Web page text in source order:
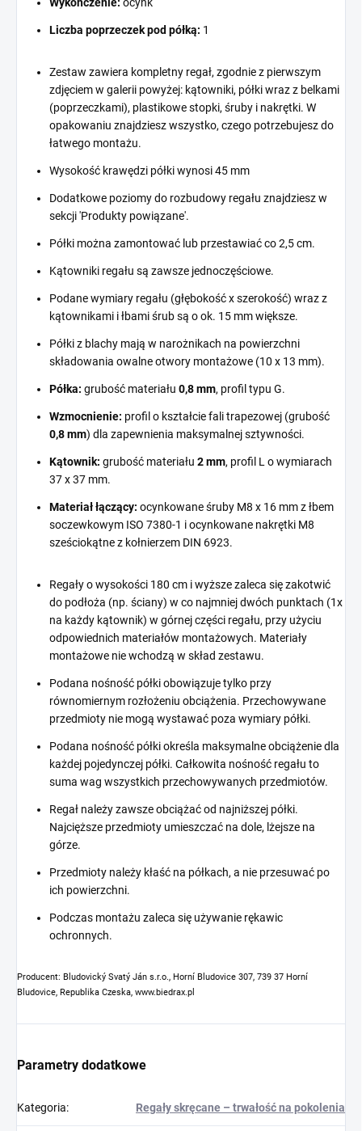
Liczba poprzeczek pod półką: 1
Zestaw zawiera kompletny regał, zgodnie z pierwszym
zdjęciem w galerii powyżej: kątowniki, półki wraz z belkami
(poprzeczkami), plastikowe stopki, śruby i nakrętki. W
opakowaniu znajdziesz wszystko, czego potrzebujesz do
łatwego montażu.
Wysokość krawędzi półki wynosi 45 mm
Dodatkowe poziomy do rozbudowy regału znajdziesz w
sekcji 'Produkty powiązane'.
Półki można zamontować lub przestawiać co 2,5 cm.
Kątowniki regału są zawsze jednoczęściowe.
Podane wymiary regału (głębokość x szerokość) wraz z
kątownikami i łbami śrub są o ok. 15 mm większe.
Półki z blachy mają w narożnikach na powierzchni
składowania owalne otwory montażowe (10 x 13 mm).
Półka: grubość materiału 0,8 mm, profil typu G.
Wzmocnienie: profil o kształcie fali trapezowej (grubość
0,8 mm) dla zapewnienia maksymalnej sztywności.
Kątownik: grubość materiału 2 mm, profil L o wymiarach
37 x 37 mm.
Materiał łączący: ocynkowane śruby M8 x 16 mm z łbem
soczewkowym ISO 7380-1 i ocynkowane nakrętki M8
sześciokątne z kołnierzem DIN 6923.
Regały o wysokości 180 cm i wyższe zaleca się zakotwić
do podłoża (np. ściany) w co najmniej dwóch punktach (1x
na każdy kątownik) w górnej części regału, przy użyciu
odpowiednich materiałów montażowych. Materiały
montażowe nie wchodzą w skład zestawu.
Podana nośność półki obowiązuje tylko przy
równomiernym rozłożeniu obciążenia. Przechowywane
przedmioty nie mogą wystawać poza wymiary półki.
Podana nośność półki określa maksymalne obciążenie dla
każdej pojedynczej półki. Całkowita nośność regału to
suma wag wszystkich przechowywanych przedmiotów.
Regał należy zawsze obciążać od najniższej półki.
Najcięższe przedmioty umieszczać na dole, lżejsze na
górze.
Przedmioty należy kłaść na półkach, a nie przesuwać po
ich powierzchni.
Podczas montażu zaleca się używanie rękawic
ochronnych.
Producent: Bludovický Svatý Ján s.r.o., Horní Bludovice 307, 739 37 Horní
Bludovice, Republika Czeska, www.biedrax.pl
Parametry dodatkowe
Kategoria: Regały skręcane – trwałość na pokolenia